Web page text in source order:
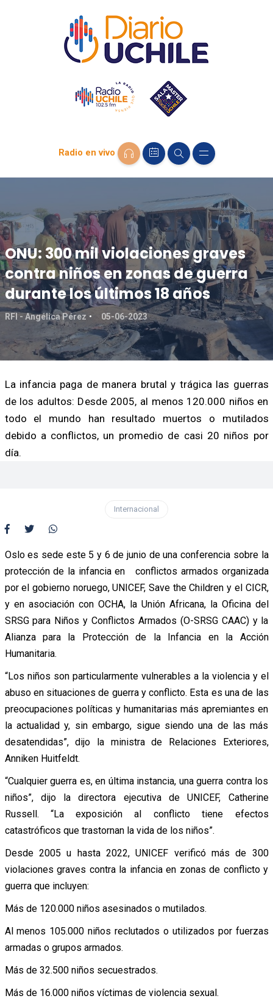
Radio en vivo
ONU: 300 mil violaciones graves
contra niños en zonas de guerra
durante los últimos 18 años
RFI - Angélica Pérez 05-06-2023
La infancia paga de manera brutal y trágica las guerras
de los adultos: Desde 2005, al menos 120.000 niños en
todo el mundo han resultado muertos o mutilados
debido a conflictos, un promedio de casi 20 niños por
día.
Internacional
Oslo es sede este 5 y 6 de junio de una conferencia sobre la
protección de la infancia en conflictos armados organizada
por el gobierno noruego, UNICEF, Save the Children y el CICR,
y en asociación con OCHA, la Unión Africana, la Oficina del
SRSG para Niños y Conflictos Armados (O-SRSG CAAC) y la
Alianza para la Protección de la Infancia en la Acción
Humanitaria.
“Los niños son particularmente vulnerables a la violencia y el
abuso en situaciones de guerra y conflicto. Esta es una de las
preocupaciones políticas y humanitarias más apremiantes en
la actualidad y, sin embargo, sigue siendo una de las más
desatendidas”, dijo la ministra de Relaciones Exteriores,
Anniken Huitfeldt.
“Cualquier guerra es, en última instancia, una guerra contra los
niños”, dijo la directora ejecutiva de UNICEF, Catherine
Russell. “La exposición al conflicto tiene efectos
catastróficos que trastornan la vida de los niños”.
Desde 2005 u hasta 2022, UNICEF verificó más de 300
violaciones graves contra la infancia en zonas de conflicto y
guerra que incluyen:
Más de 120.000 niños asesinados o mutilados.
Al menos 105.000 niños reclutados o utilizados por fuerzas
armadas o grupos armados.
Más de 32.500 niños secuestrados.
Más de 16.000 niños víctimas de violencia sexual.